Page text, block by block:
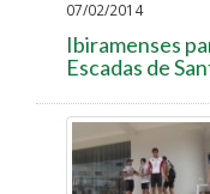
07/02/2014
Ibiramenses
Escadas de